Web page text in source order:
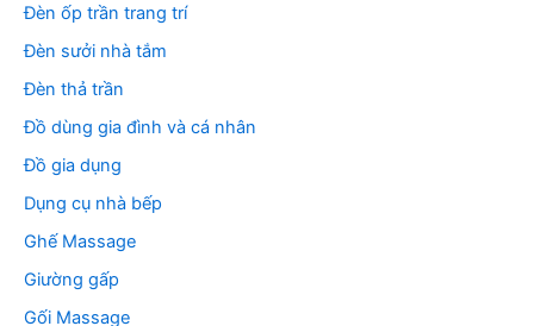
Đèn ốp trần trang trí
Đèn sưởi nhà tắm
Đèn thả trần
Đồ dùng gia đình và cá nhân
Đồ gia dụng
Dụng cụ nhà bếp
Ghế Massage
Giường gấp
Gối Massage